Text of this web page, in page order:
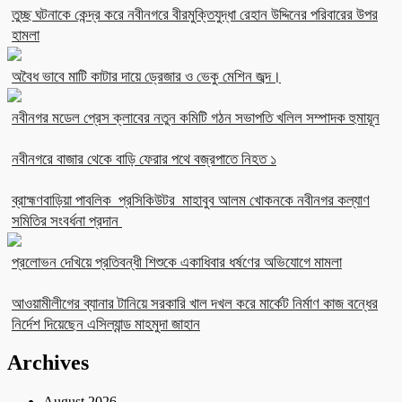
তুচ্ছ ঘটনাকে কেন্দ্র করে নবীনগরে বীরমুক্তিযুদ্ধা রেহান উদ্দিনের পরিবারের উপর
হামলা
অবৈধ ভাবে মাটি কাটার দায়ে ড্রেজার ও ভেকু মেশিন জব্দ।
নবীনগর মডেল প্রেস ক্লাবের নতুন কমিটি গঠন সভাপতি খলিল সম্পাদক হুমায়ূন
নবীনগরে বাজার থেকে বাড়ি ফেরার পথে বজ্রপাতে নিহত ১
ব্রাহ্মণবাড়িয়া পাবলিক প্রসিকিউটর মাহাবুব আলম খোকনকে নবীনগর কল্যাণ
সমিতির সংবর্ধনা প্রদান
প্রলোভন দেখিয়ে প্রতিবন্ধী শিশুকে একাধিবার ধর্ষণের অভিযোগে মামলা
আওয়ামীলীগের ব্যানার টানিয়ে সরকারি খাল দখল করে মার্কেট নির্মাণ কাজ বন্ধের
নির্দেশ দিয়েছেন এসিল্যান্ড মাহমুদা জাহান
Archives